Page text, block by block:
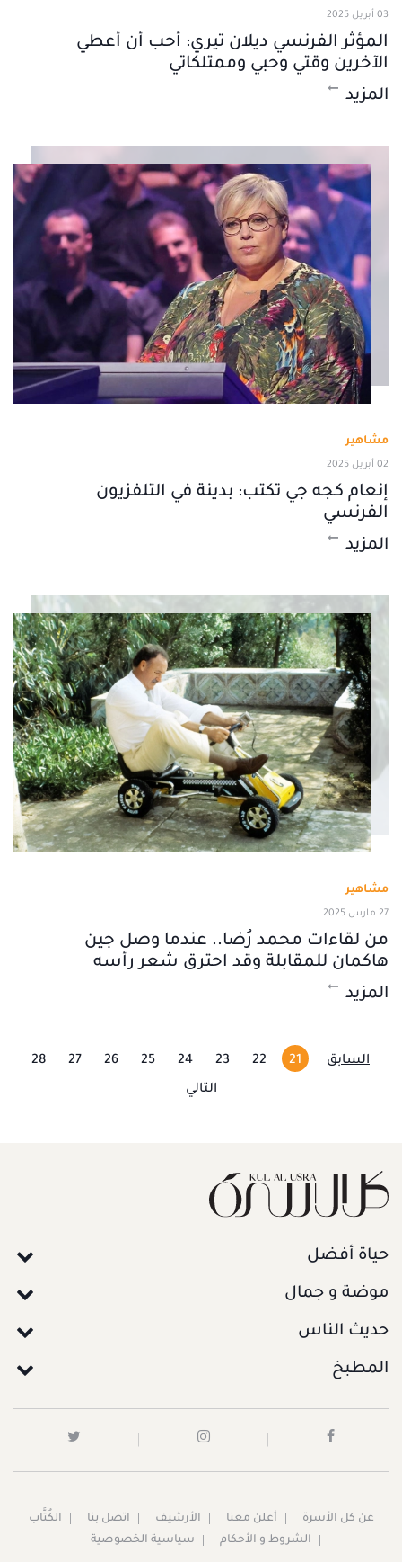
03 أبريل 2025
المؤثر الفرنسي ديلان تيري: أحب أن أعطي
الآخرين وقتي وحبي وممتلكاتي
المزيد
مشاهير
02 أبريل 2025
إنعام كجه جي تكتب: بدينة في التلفزيون
الفرنسي
المزيد
مشاهير
27 مارس 2025
من لقاءات محمد رُضا.. عندما وصل جين
هاكمان للمقابلة وقد احترق شعر رأسه
المزيد
السابق 21
22
23
24
25
26
27
28
التالي
حياة أفضل
موضة و جمال
حديث الناس
المطبخ
عن كل الأسرة أعلن معنا الأرشيف اتصل بنا
الكُتَّاب
الشروط و الأحكام
سياسية الخصوصية